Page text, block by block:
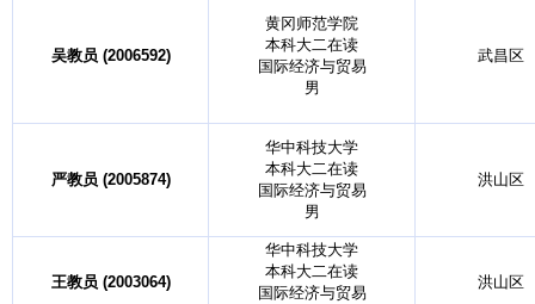
吴教员 (2006592)
黄冈师范学院
本科大二在读
国际经济与贸易
男
武昌区
严教员 (2005874)
华中科技大学
本科大二在读
国际经济与贸易
男
洪山区
王教员 (2003064)
华中科技大学
本科大二在读
国际经济与贸易
洪山区